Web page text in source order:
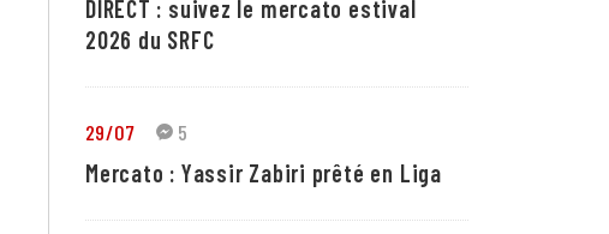
DIRECT : suivez le mercato estival
2026 du SRFC
29/07 5
Mercato : Yassir Zabiri prêté en Liga